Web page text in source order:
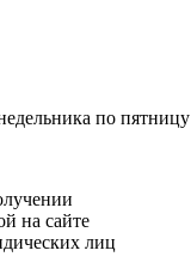
по
на сайте
лиц